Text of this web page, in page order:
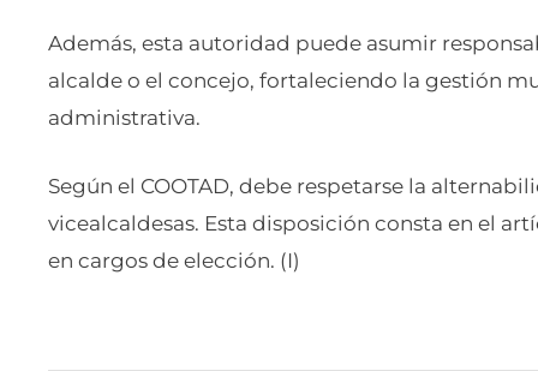
Además, esta autoridad puede asumir
alcalde o el concejo, fortaleciendo la gestión
administrativa.
Según el COOTAD, debe respetarse la
vicealcaldesas. Esta disposición consta en el
en cargos de elección. (I)